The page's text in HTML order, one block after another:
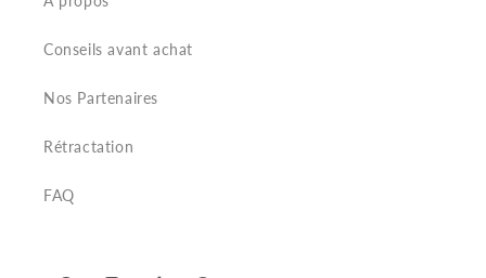
Conseils avant achat
Nos Partenaires
Rétractation
FAQ